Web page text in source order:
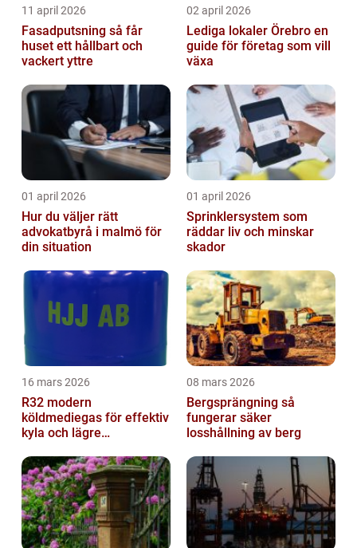
11 april 2026
Fasadputsning så får
huset ett hållbart och
vackert yttre
02 april 2026
Lediga lokaler Örebro en
guide för företag som vill
växa
01 april 2026
Hur du väljer rätt
advokatbyrå i malmö för
din situation
01 april 2026
Sprinklersystem som
räddar liv och minskar
skador
16 mars 2026
R32 modern
köldmediegas för effektiv
kyla och lägre
08 mars 2026
Bergsprängning så
fungerar säker
losshållning av berg